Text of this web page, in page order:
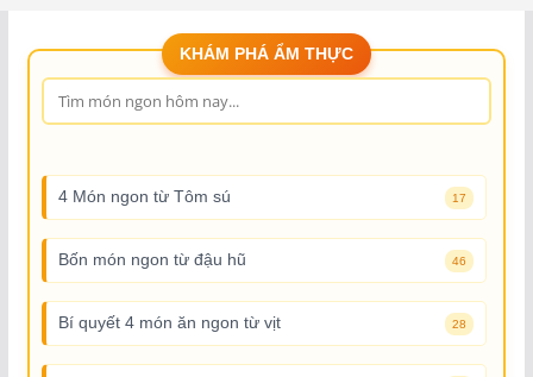
KHÁM PHÁ ẨM THỰC
4 Món ngon từ Tôm sú 17
Bốn món ngon từ đậu hũ 46
Bí quyết 4 món ăn ngon từ vịt 28